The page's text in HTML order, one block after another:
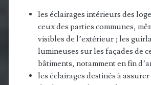
les éclairages intérieurs des
ceux des parties communes,
visibles de l’extérieur ; les
lumineuses sur les façades de
bâtiments, notamment en fin
les éclairages destinés à